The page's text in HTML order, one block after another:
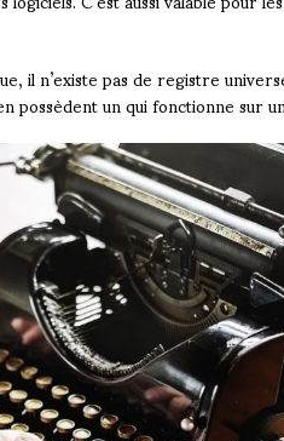
il n’existe pas de registre
possèdent un qui fonctionne sur